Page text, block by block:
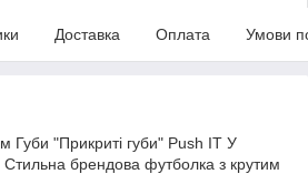
Доставка Оплата Умови
Губи "Прикриті губи" Push IT У
брендова футболка з крутим